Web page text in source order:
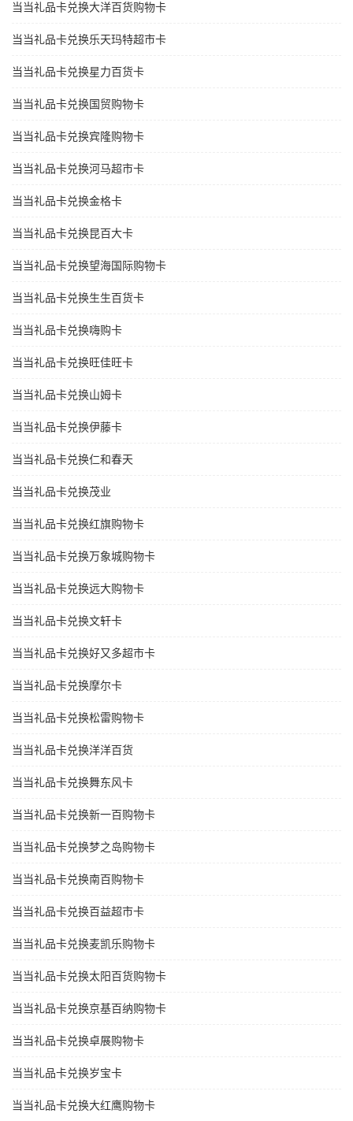
当当礼品卡兑换大洋百货购物卡
当当礼品卡兑换乐天玛特超市卡
当当礼品卡兑换星力百货卡
当当礼品卡兑换国贸购物卡
当当礼品卡兑换宾隆购物卡
当当礼品卡兑换河马超市卡
当当礼品卡兑换金格卡
当当礼品卡兑换昆百大卡
当当礼品卡兑换望海国际购物卡
当当礼品卡兑换生生百货卡
当当礼品卡兑换嗨购卡
当当礼品卡兑换旺佳旺卡
当当礼品卡兑换山姆卡
当当礼品卡兑换伊藤卡
当当礼品卡兑换仁和春天
当当礼品卡兑换茂业
当当礼品卡兑换红旗购物卡
当当礼品卡兑换万象城购物卡
当当礼品卡兑换远大购物卡
当当礼品卡兑换文轩卡
当当礼品卡兑换好又多超市卡
当当礼品卡兑换摩尔卡
当当礼品卡兑换松雷购物卡
当当礼品卡兑换洋洋百货
当当礼品卡兑换舞东风卡
当当礼品卡兑换新一百购物卡
当当礼品卡兑换梦之岛购物卡
当当礼品卡兑换南百购物卡
当当礼品卡兑换百益超市卡
当当礼品卡兑换麦凯乐购物卡
当当礼品卡兑换太阳百货购物卡
当当礼品卡兑换京基百纳购物卡
当当礼品卡兑换卓展购物卡
当当礼品卡兑换岁宝卡
当当礼品卡兑换大红鹰购物卡